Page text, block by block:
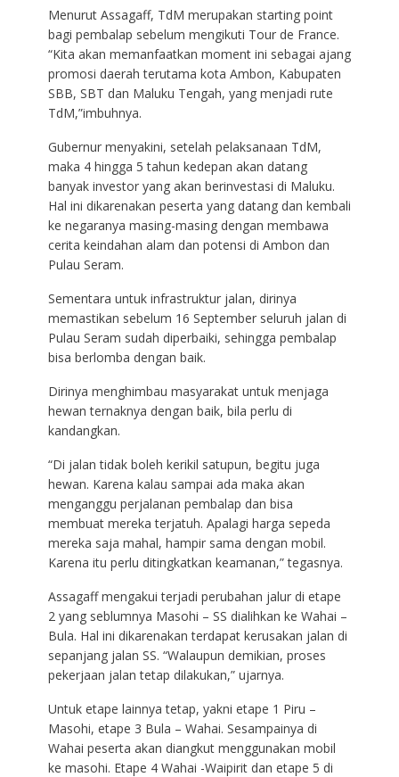
Menurut Assagaff, TdM merupakan starting point
bagi pembalap sebelum mengikuti Tour de France.
“Kita akan memanfaatkan moment ini sebagai ajang
promosi daerah terutama kota Ambon, Kabupaten
SBB, SBT dan Maluku Tengah, yang menjadi rute
TdM,”imbuhnya.
Gubernur menyakini, setelah pelaksanaan TdM,
maka 4 hingga 5 tahun kedepan akan datang
banyak investor yang akan berinvestasi di Maluku.
Hal ini dikarenakan peserta yang datang dan kembali
ke negaranya masing-masing dengan membawa
cerita keindahan alam dan potensi di Ambon dan
Pulau Seram.
Sementara untuk infrastruktur jalan, dirinya
memastikan sebelum 16 September seluruh jalan di
Pulau Seram sudah diperbaiki, sehingga pembalap
bisa berlomba dengan baik.
Dirinya menghimbau masyarakat untuk menjaga
hewan ternaknya dengan baik, bila perlu di
kandangkan.
“Di jalan tidak boleh kerikil satupun, begitu juga
hewan. Karena kalau sampai ada maka akan
menganggu perjalanan pembalap dan bisa
membuat mereka terjatuh. Apalagi harga sepeda
mereka saja mahal, hampir sama dengan mobil.
Karena itu perlu ditingkatkan keamanan,” tegasnya.
Assagaff mengakui terjadi perubahan jalur di etape
2 yang seblumnya Masohi – SS dialihkan ke Wahai –
Bula. Hal ini dikarenakan terdapat kerusakan jalan di
sepanjang jalan SS. “Walaupun demikian, proses
pekerjaan jalan tetap dilakukan,” ujarnya.
Untuk etape lainnya tetap, yakni etape 1 Piru –
Masohi, etape 3 Bula – Wahai. Sesampainya di
Wahai peserta akan diangkut menggunakan mobil
ke masohi. Etape 4 Wahai -Waipirit dan etape 5 di